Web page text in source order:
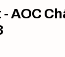
AOC